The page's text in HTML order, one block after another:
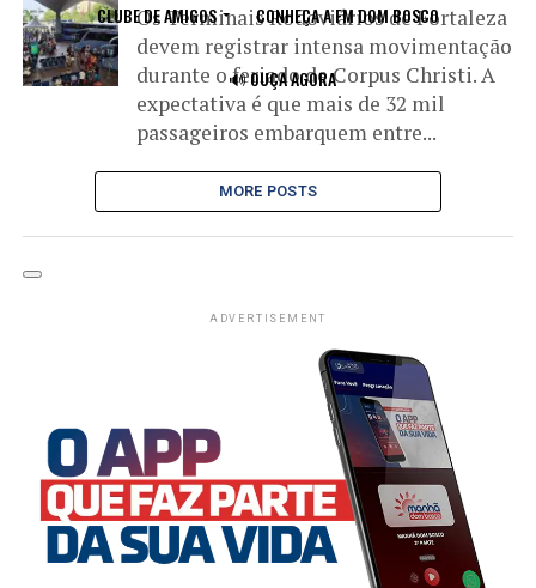
CLUBE DE AMIGOS CONHEÇA A FM DOM BOSCO
🔊 OUÇA AGORA
Os Terminais Rodoviários de Fortaleza
devem registrar intensa movimentação
durante o feriado de Corpus Christi. A
expectativa é que mais de 32 mil
passageiros embarquem entre...
MORE POSTS
ADVERTISEMENT